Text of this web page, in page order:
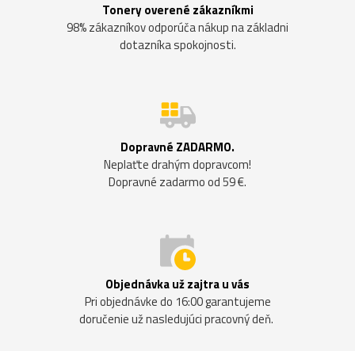
Tonery overené zákazníkmi
98% zákazníkov odporúča nákup na základni
dotazníka spokojnosti.
Dopravné ZADARMO.
Neplaťte drahým dopravcom!
Dopravné zadarmo od 59 €.
Objednávka už zajtra u vás
Pri objednávke do 16:00 garantujeme
doručenie už nasledujúci pracovný deň.